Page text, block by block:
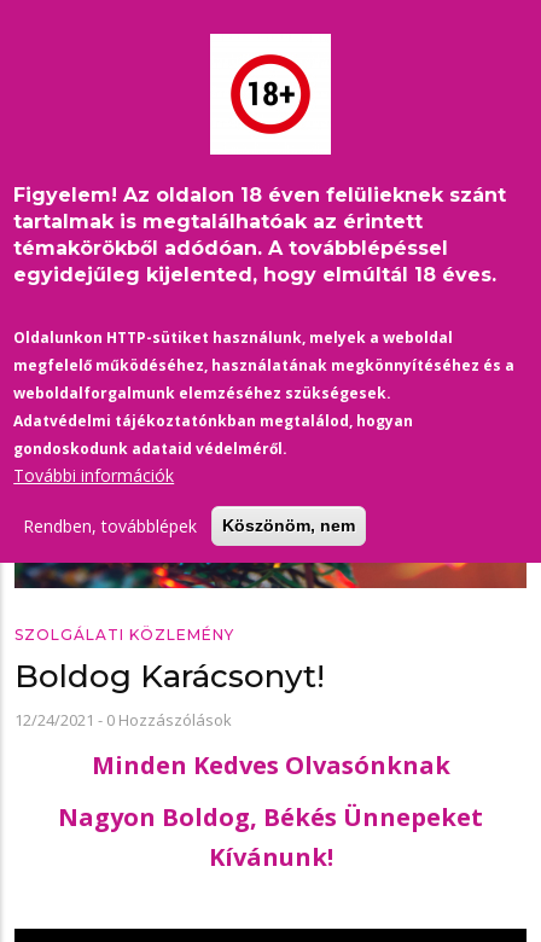
Figyelem! Az oldalon 18 éven felülieknek szánt
tartalmak is megtalálhatóak az érintett
témakörökből adódóan. A továbblépéssel
egyidejűleg kijelented, hogy elmúltál 18 éves.
Oldalunkon HTTP-sütiket használunk, melyek a weboldal
megfelelő működéséhez, használatának megkönnyítéséhez és a
weboldalforgalmunk elemzéséhez szükségesek.
Adatvédelmi tájékoztatónkban megtalálod, hogyan
gondoskodunk adataid védelméről.
További információk
Rendben, továbblépek Köszönöm, nem
Morzsa
Címlap /Szolgálati közlemény /Boldog Karácsonyt!
SZOLGÁLATI KÖZLEMÉNY
Boldog Karácsonyt!
12/24/2021 - 0 Hozzászólások
Minden Kedves Olvasónknak
Nagyon Boldog, Békés Ünnepeket
Kívánunk!